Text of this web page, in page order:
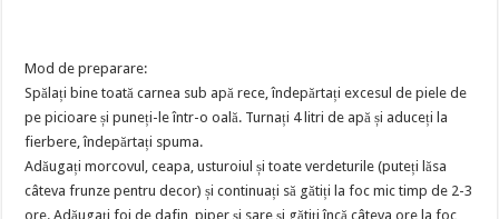
Mod de preparare:
Spălați bine toată carnea sub apă rece, îndepărtați excesul de piele de
pe picioare și puneți-le într-o oală. Turnați 4 litri de apă și aduceți la
fierbere, îndepărtați spuma.
Adăugați morcovul, ceapa, usturoiul și toate verdeturile (puteți lăsa
câteva frunze pentru decor) și continuați să gătiți la foc mic timp de 2-3
ore. Adăugați foi de dafin, piper și sare și gătiți încă câteva ore la foc